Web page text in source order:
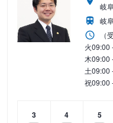
岐
岐
（
火09:00
木09:00
土09:00
祝09:00
3
4
5